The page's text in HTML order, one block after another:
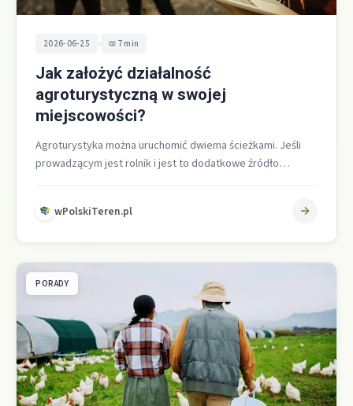
2026-06-25 • 7 min
Jak założyć działalność
agroturystyczną w swojej
miejscowości?
Agroturystyka można uruchomić dwiema ścieżkami. Jeśli
prowadzącym jest rolnik i jest to dodatkowe źródło
wPolskiTeren.pl
PORADY